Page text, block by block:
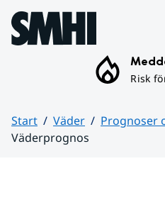
Hoppa till sidans innehåll
Risk
Start Väder
Prognoser
Väderprognos